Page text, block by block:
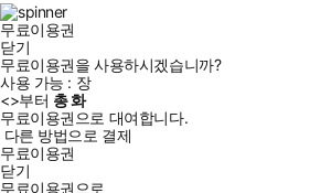
무료이용권
닫기
무료이용권을 사용하시겠습니까?
사용 가능 : 장
<>부터 총화
무료이용권으로 대여합니다.
다른 방법으로 결제
무료이용권
닫기
무료이용권으로